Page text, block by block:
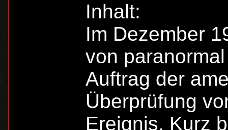
Inhalt:
Im Dezember
von
Auftrag der
Überprüfung
Ereignis. Kurz